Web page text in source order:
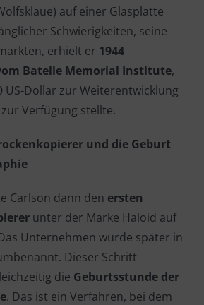
auf einer Glasplatte
Schwierigkeiten, seine
erhielt er 1944
Batelle Memorial Institute,
US-Dollar zur Weiterentwicklung
Verfügung stellte.
und die Geburt
Carlson dann den ersten
unter der Marke Haloid auf
Unternehmen wurde später in
Dieser Schritt
die Geburtsstunde der
. Das ist ein Verfahren, bei dem